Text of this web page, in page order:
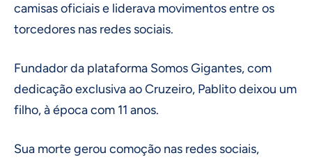
camisas oficiais e liderava movimentos entre os
torcedores nas redes sociais.
Fundador da plataforma Somos Gigantes, com
dedicação exclusiva ao Cruzeiro, Pablito deixou um
filho, à época com 11 anos.
Sua morte gerou comoção nas redes sociais,